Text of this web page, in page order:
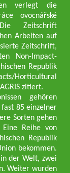
verlegt die
ovocnářské
Die Zeitschrift
Arbeiten auf
Zeitschrift,
Non-Impact-
Republik
Horticultural
zitiert.
gehören
85 einzelner
Sorten gehen
Eine Reihe von
Republik
bekommen.
der Welt, zwei
Weiter wurden